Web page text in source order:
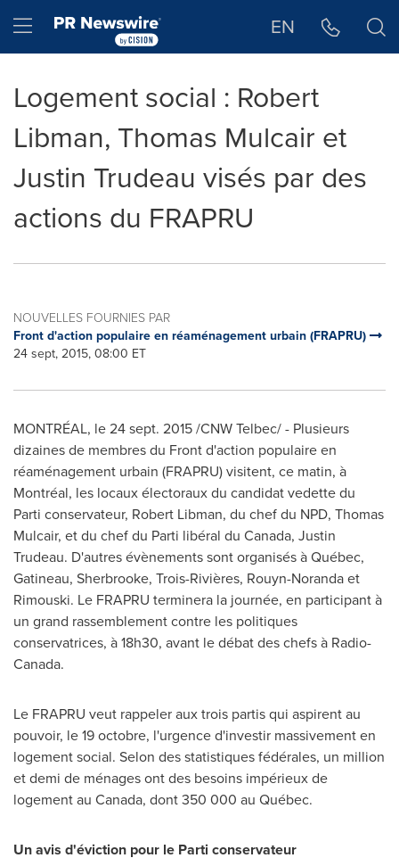
Hamburger menu EN
Logement social : Robert
Libman, Thomas Mulcair et
Justin Trudeau visés par des
actions du FRAPRU
NOUVELLES FOURNIES PAR
Front d'action populaire en réaménagement urbain (FRAPRU)
24 sept, 2015, 08:00 ET
MONTRÉAL, le24 sept. 2015/CNW Telbec/ - Plusieurs
dizaines de membres du Front d'action populaire en
réaménagement urbain (FRAPRU) visitent, ce matin, à
Montréal, les locaux électoraux du candidat vedette du
Parti conservateur, Robert Libman, du chef du NPD, Thomas
Mulcair, et du chef du Parti libéral du Canada, Justin
Trudeau. D'autres évènements sont organisés à Québec,
Gatineau, Sherbrooke, Trois-Rivières, Rouyn-Norandaet
Rimouski. Le FRAPRU terminera la journée, en participant à
un grand rassemblement contre les politiques
conservatrices, à 18h30, avant le débat des chefs à Radio-
Canada.
Le FRAPRU veut rappeler aux trois partis qui aspirent au
pouvoir, le 19 octobre, l'urgence d'investir massivement en
logement social. Selon des statistiques fédérales, un million
et demi de ménages ont des besoins impérieux de
logement au Canada, dont 350 000 au Québec.
Un avis d'éviction pour le Parti conservateur